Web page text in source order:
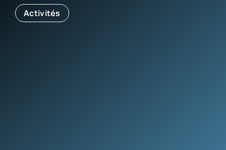
Activités